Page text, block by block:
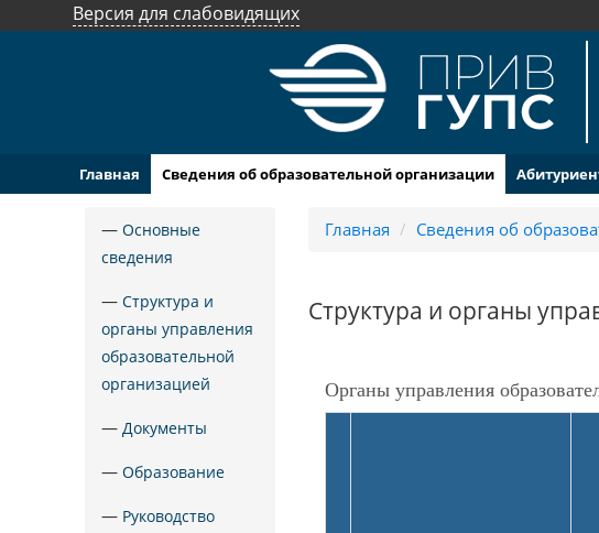
Версия для слабовидящих
Главная Сведения об образовательной организации
— Основные
сведения
— Структура и
органы управления
образовательной
организацией
— Документы
— Образование
— Руководство
Главная / Сведения об
Структура и органы
Органы управления